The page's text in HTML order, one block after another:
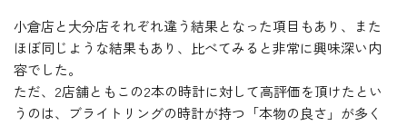
小倉店と大分店それぞれ違う結果となった項目もあり、また
ほぼ同じような結果もあり、比べてみると非常に興味深い内
容でした。
ただ、2店舗ともこの2本の時計に対して高評価を頂けたとい
うのは、ブライトリングの時計が持つ「本物の良さ」が多く